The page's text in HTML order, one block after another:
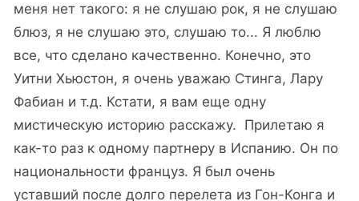
меня нет такого: я не слушаю рок, я не слушаю
блюз, я не слушаю это, слушаю то... Я люблю
все, что сделано качественно. Конечно, это
Уитни Хьюстон, я очень уважаю Стинга, Лару
Фабиан и т.д. Кстати, я вам еще одну
мистическую историю расскажу. Прилетаю я
как-то раз к одному партнеру в Испанию. Он по
национальности француз. Я был очень
уставший после долго перелета из Гон-Конга и